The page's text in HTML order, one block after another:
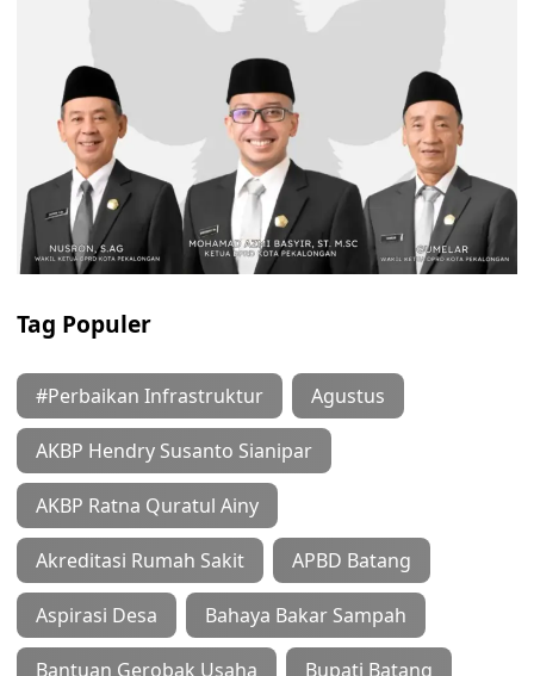
Tag Populer
#Perbaikan Infrastruktur Agustus
AKBP Hendry Susanto Sianipar
AKBP Ratna Quratul Ainy
Akreditasi Rumah Sakit APBD Batang
Aspirasi Desa Bahaya Bakar Sampah
Bantuan Gerobak Usaha Bupati Batang